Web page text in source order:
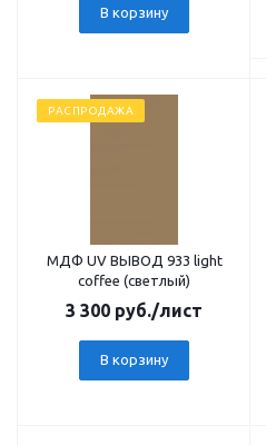
В корзину
РАСПРОДАЖА
МДФ UV ВЫВОД 933 light
coffee (светлый)
3 300 руб./лист
В корзину